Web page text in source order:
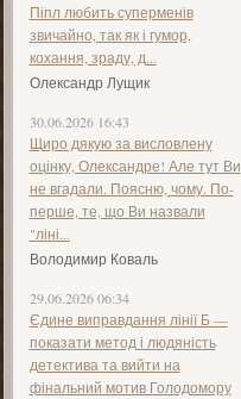
Піпл любить суперменів
звичайно, так як і гумор,
кохання, зраду, д...
Олександр Лущик
30.06.2026 16:43
Щиро дякую за висловлену
оцінку, Олександре! Але тут Ви
не вгадали. Поясню, чому. По-
перше, те, що Ви назвали
"ліні...
Володимир Коваль
29.06.2026 06:34
Єдине виправдання лінії Б —
показати метод і людяність
детектива та вийти на
фінальний мотив Голодомору